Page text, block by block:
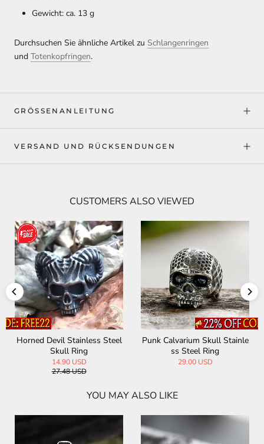
Gewicht: ca. 13 g
Durchsuchen Sie ähnliche Artikel zu Schlangenringen
und Totenkopfringen.
GRÖSSENANLEITUNG
VERSAND UND RÜCKSENDUNGEN
CUSTOMERS ALSO VIEWED
Horned Devil Stainless Steel
Skull Ring
14.90 USD
27.48 USD
Punk Calvarium Skull Stainle
ss Steel Ring
29.00 USD
YOU MAY ALSO LIKE